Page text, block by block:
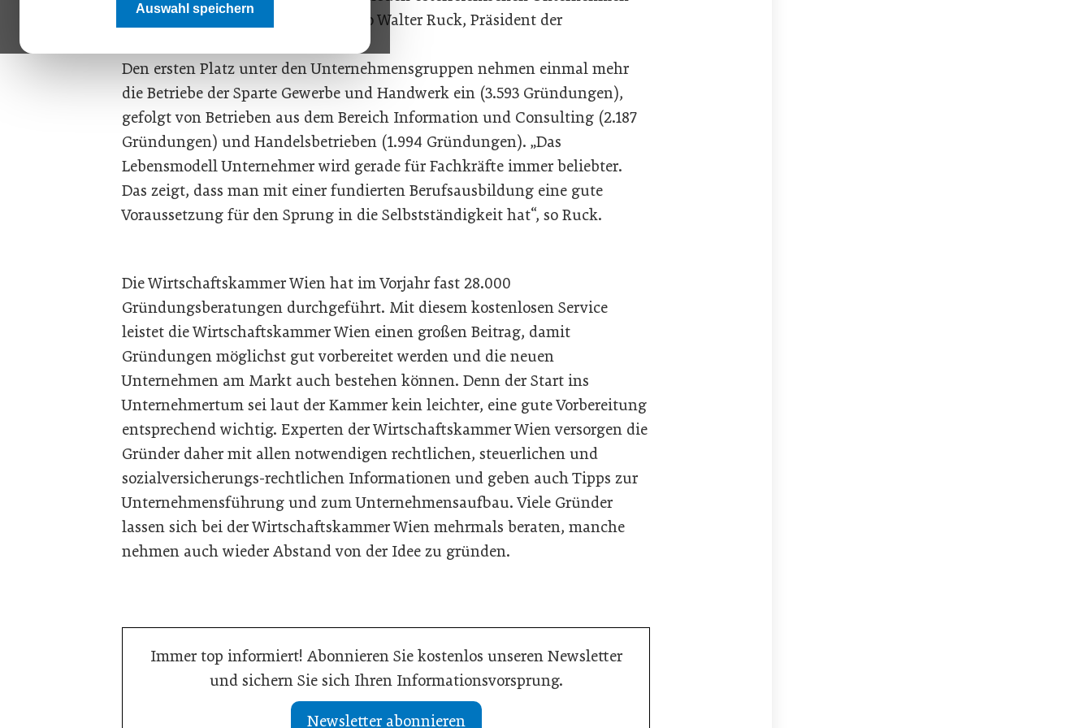
Auswahl speichern
wurden 2019 in Wien gegründet“, so Walter Ruck, Präsident der
Den ersten Platz unter den Unternehmensgruppen nehmen einmal mehr
die Betriebe der Sparte Gewerbe und Handwerk ein (3.593 Gründungen),
gefolgt von Betrieben aus dem Bereich Information und Consulting (2.187
Gründungen) und Handelsbetrieben (1.994 Gründungen). „Das
Lebensmodell Unternehmer wird gerade für Fachkräfte immer beliebter.
Das zeigt, dass man mit einer fundierten Berufsausbildung eine gute
Voraussetzung für den Sprung in die Selbstständigkeit hat“, so Ruck.
Die Wirtschaftskammer Wien hat im Vorjahr fast 28.000
Gründungsberatungen durchgeführt. Mit diesem kostenlosen Service
leistet die Wirtschaftskammer Wien einen großen Beitrag, damit
Gründungen möglichst gut vorbereitet werden und die neuen
Unternehmen am Markt auch bestehen können. Denn der Start ins
Unternehmertum sei laut der Kammer kein leichter, eine gute Vorbereitung
entsprechend wichtig. Experten der Wirtschaftskammer Wien versorgen die
Gründer daher mit allen notwendigen rechtlichen, steuerlichen und
sozialversicherungs-rechtlichen Informationen und geben auch Tipps zur
Unternehmensführung und zum Unternehmensaufbau. Viele Gründer
lassen sich bei der Wirtschaftskammer Wien mehrmals beraten, manche
nehmen auch wieder Abstand von der Idee zu gründen.
Immer top informiert! Abonnieren Sie kostenlos unseren Newsletter
und sichern Sie sich Ihren Informationsvorsprung.
Newsletter abonnieren